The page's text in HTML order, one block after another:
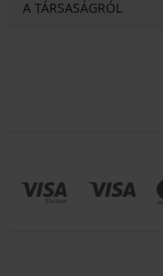
A TÁRSASÁGRÓL